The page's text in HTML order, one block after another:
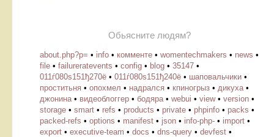
Обьясните людям?
about.php?p= • info • комменте • womentechmakers • news •
file • failureratevents • config • blog • 35147 •
011ѓ080ѕ151ђ270ё • 011ѓ080ѕ151ђ240ё • шаповальчики •
проститьня • опохмел • надрался • кпиногрыз • дикуха •
джонина • видеоблоггер • бодяра • webui • view• version •
storage • smart • refs • products • private • phpinfo • packs •
packed-refs • options • manifest • json • info-php- • import •
export • executive-team • docs • dns-query • devfest •